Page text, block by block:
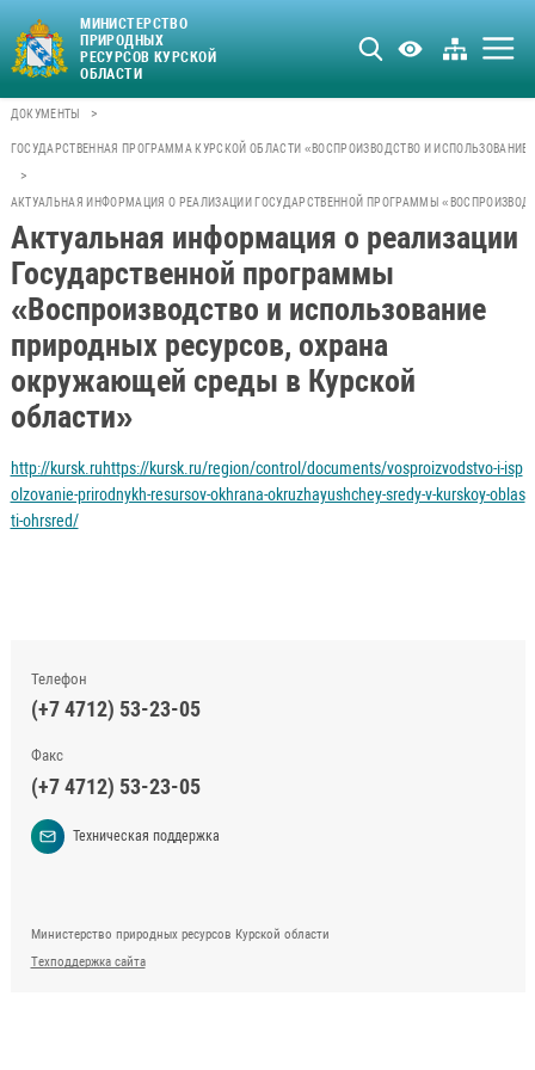
МИНИСТЕРСТВО
ПРИРОДНЫХ
РЕСУРСОВ КУРСКОЙ
ОБЛАСТИ
ДОКУМЕНТЫ >
ГОСУДАРСТВЕННАЯ ПРОГРАММА КУРСКОЙ ОБЛАСТИ «ВОСПРОИЗВОДСТВО И
>
АКТУАЛЬНАЯ ИНФОРМАЦИЯ О РЕАЛИЗАЦИИ ГОСУДАРСТВЕННОЙ ПРОГРАММЫ
Актуальная информация о реализации
Государственной программы
«Воспроизводство и использование
природных ресурсов, охрана
окружающей среды в Курской
области»
http://kursk.ruhttps://kursk.ru/region/control/documents/vosproizvodstvo-i-isp
olzovanie-prirodnykh-resursov-okhrana-okruzhayushchey-sredy-v-kurskoy-oblas
ti-ohrsred/
Телефон
(+7 4712) 53-23-05
Факс
(+7 4712) 53-23-05
Техническая поддержка
Министерство природных ресурсов Курской области
Техподдержка сайта